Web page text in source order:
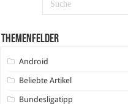
Themenfelder
Android
Beliebte Artikel
Bundesligatipp